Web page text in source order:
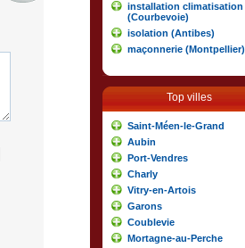
installation climatisation
(Courbevoie)
isolation (Antibes)
maçonnerie (Montpellier)
Top villes
Saint-Méen-le-Grand
Aubin
Port-Vendres
Charly
Vitry-en-Artois
Garons
Coublevie
Mortagne-au-Perche